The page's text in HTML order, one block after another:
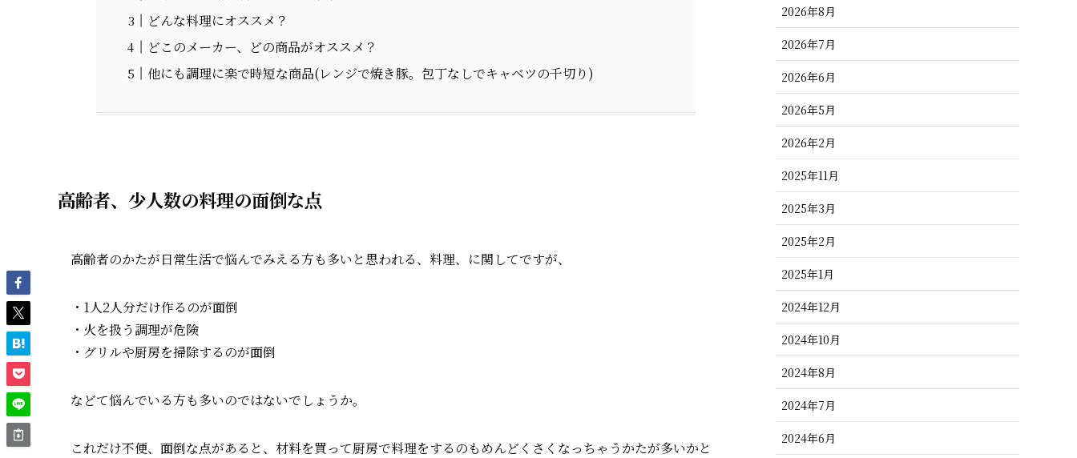
どんな料理にオススメ？
どこのメーカー、どの商品がオススメ？
他にも調理に楽で時短な商品(レンジで焼き豚。包丁なしでキャベツの千切り)
高齢者、少人数の料理の面倒な点
高齢者のかたが日常生活で悩んでみえる方も多いと思われる、料理、に関してですが、
・1人2人分だけ作るのが面倒
・火を扱う調理が危険
・グリルや厨房を掃除するのが面倒
などて悩んでいる方も多いのではないでしょうか。
これだけ不便、面倒な点があると、材料を買って厨房で料理をするのもめんどくさくなっちゃうかたが多いかと
2026年8月
2026年7月
2026年6月
2026年5月
2026年2月
2025年11月
2025年3月
2025年2月
2025年1月
2024年12月
2024年10月
2024年8月
2024年7月
2024年6月